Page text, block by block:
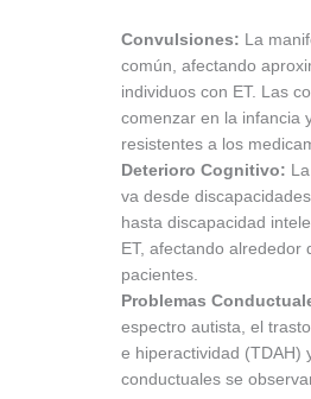
Convulsiones: La
común, afectando
individuos con ET. Las
comenzar en la infancia
resistentes a los
Deterioro Cognitivo:
va desde
hasta discapacidad
ET, afectando alrededor
pacientes.
Problemas
espectro autista, el
e hiperactividad (TDAH)
conductuales se